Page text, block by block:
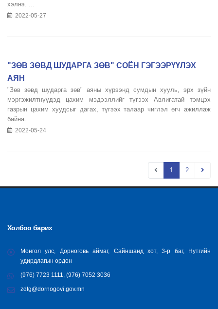
хэлнэ. ...
2022-05-27
"ЗӨВ ЗӨВД ШУДАРГА ЗӨВ" СОЁН ГЭГЭЭРҮҮЛЭХ
АЯН
"Зөв зөвд шударга зөв" аяны хүрээнд сумдын хууль, эрх зүйн
мэргэжилтнүүдэд цахим мэдээллийг түгээх Авлигатай тэмцэх
газрын цахим хуудсыг дагах, түгээх талаар чиглэл өгч ажиллаж
байна.
2022-05-24
1 2
Холбоо барих
Монгол улс, Дорноговь аймаг, Сайншанд хот, 3-р баг, Нутгийн
удирдлагын ордон
(976) 7723 1111, (976) 7052 3036
zdtg@dornogovi.gov.mn